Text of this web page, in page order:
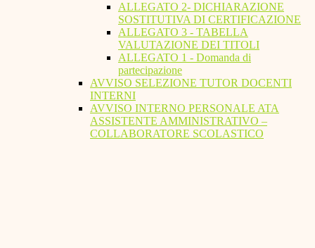
ALLEGATO 2- DICHIARAZIONE
SOSTITUTIVA DI CERTIFICAZIONE
ALLEGATO 3 - TABELLA
VALUTAZIONE DEI TITOLI
ALLEGATO 1 - Domanda di
partecipazione
AVVISO SELEZIONE TUTOR DOCENTI
INTERNI
AVVISO INTERNO PERSONALE ATA
ASSISTENTE AMMINISTRATIVO –
COLLABORATORE SCOLASTICO